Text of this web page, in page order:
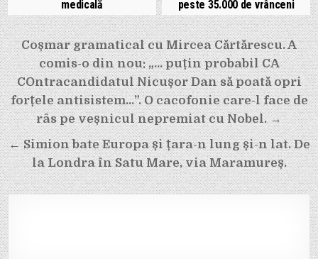
medicală
peste 35.000 de vrânceni
Navigare
în
articole
Coșmar gramatical cu Mircea Cărtărescu. A
comis-o din nou: „… puțin probabil CA
COntracandidatul Nicușor Dan să poată opri
forțele antisistem…”. O cacofonie care-l face de
râs pe veșnicul nepremiat cu Nobel. →
← Simion bate Europa și țara-n lung și-n lat. De
la Londra în Satu Mare, via Maramureș.